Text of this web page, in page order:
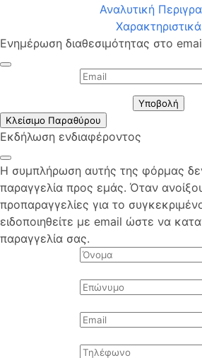
Αναλυτική
Χαρακτηριστικά
Ενημέρωση διαθεσιμότητας στο
Υποβολή
Κλείσιμο Παραθύρου
Εκδήλωση ενδιαφέροντος
Η συμπλήρωση αυτής της φόρμας
παραγγελία προς εμάς. Όταν
προπαραγγελίες για το
ειδοποιηθείτε με email ώστε να
παραγγελία σας.